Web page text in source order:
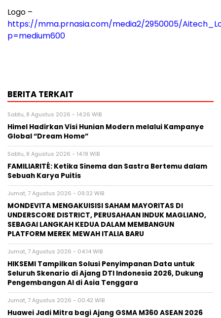
Logo –
https://mma.prnasia.com/media2/2950005/
p=medium600
BERITA TERKAIT
Sabtu, 8 Agustus 2026 - 14:26 WIB
Himel Hadirkan Visi Hunian Modern melalui Kampanye
Global “Dream Home”
Sabtu, 8 Agustus 2026 - 14:19 WIB
FAMILIARITÉ: Ketika Sinema dan Sastra Bertemu dalam
Sebuah Karya Puitis
Jumat, 7 Agustus 2026 - 09:32 WIB
MONDEVITA MENGAKUISISI SAHAM MAYORITAS DI
UNDERSCORE DISTRICT, PERUSAHAAN INDUK MAGLIANO,
SEBAGAI LANGKAH KEDUA DALAM MEMBANGUN
PLATFORM MEREK MEWAH ITALIA BARU
Jumat, 7 Agustus 2026 - 04:14 WIB
HIKSEMI Tampilkan Solusi Penyimpanan Data untuk
Seluruh Skenario di Ajang DTI Indonesia 2026, Dukung
Pengembangan AI di Asia Tenggara
Jumat, 7 Agustus 2026 - 00:42 WIB
Huawei Jadi Mitra bagi Ajang GSMA M360 ASEAN 2026